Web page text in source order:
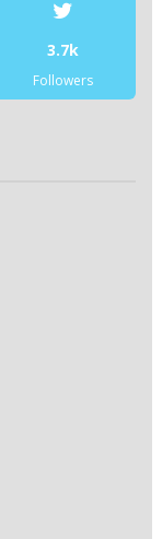
3.7k
Followers